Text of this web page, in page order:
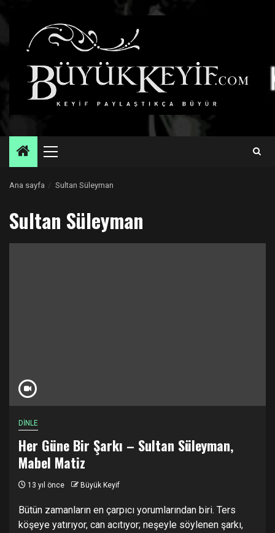
Primary
Ana sayfa Sultan Süleyman
Sultan Süleyman
DİNLE
Her Güne Bir Şarkı – Sultan Süleyman,
Mabel Matiz
13 yıl önce Büyük Keyif
Bütün zamanların en çarpıcı yorumlarından biri. Ters
köşeye yatırıyor, can acıtıyor; neşeyle söylenen şarkı,